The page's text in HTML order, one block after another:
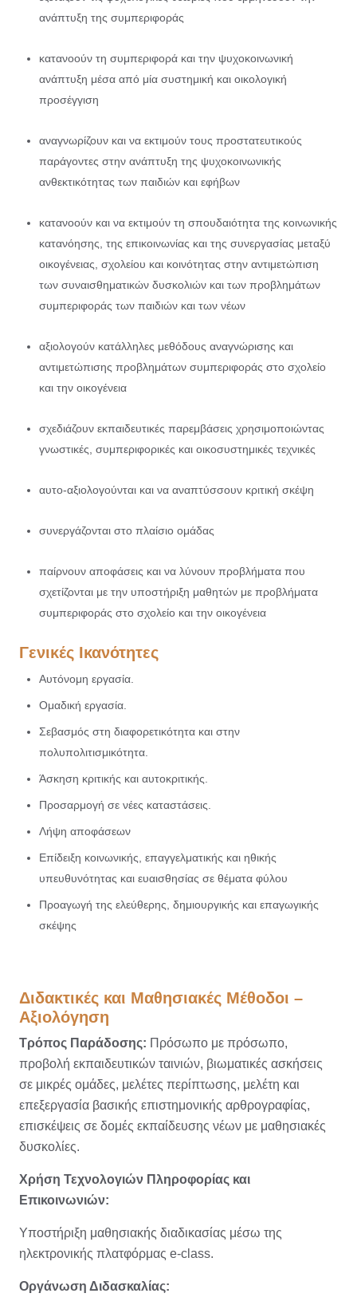
ανάπτυξη της συμπεριφοράς
κατανοούν τη συμπεριφορά και την ψυχοκοινωνική
ανάπτυξη μέσα από μία συστημική και οικολογική
προσέγγιση
αναγνωρίζουν και να εκτιμούν τους προστατευτικούς
παράγοντες στην ανάπτυξη της ψυχοκοινωνικής
ανθεκτικότητας των παιδιών και εφήβων
κατανοούν και να εκτιμούν τη σπουδαιότητα της κοινωνικής
κατανόησης, της επικοινωνίας και της συνεργασίας μεταξύ
οικογένειας, σχολείου και κοινότητας στην αντιμετώπιση
των συναισθηματικών δυσκολιών και των προβλημάτων
συμπεριφοράς των παιδιών και των νέων
αξιολογούν κατάλληλες μεθόδους αναγνώρισης και
αντιμετώπισης προβλημάτων συμπεριφοράς στο σχολείο
και την οικογένεια
σχεδιάζουν εκπαιδευτικές παρεμβάσεις χρησιμοποιώντας
γνωστικές, συμπεριφορικές και οικοσυστημικές τεχνικές
αυτο-αξιολογούνται και να αναπτύσσουν κριτική σκέψη
συνεργάζονται στο πλαίσιο ομάδας
παίρνουν αποφάσεις και να λύνουν προβλήματα που
σχετίζονται με την υποστήριξη μαθητών με προβλήματα
συμπεριφοράς στο σχολείο και την οικογένεια
Γενικές Ικανότητες
Αυτόνομη εργασία.
Ομαδική εργασία.
Σεβασμός στη διαφορετικότητα και στην
πολυπολιτισμικότητα.
Άσκηση κριτικής και αυτοκριτικής.
Προσαρμογή σε νέες καταστάσεις.
Λήψη αποφάσεων
Επίδειξη κοινωνικής, επαγγελματικής και ηθικής
υπευθυνότητας και ευαισθησίας σε θέματα φύλου
Προαγωγή της ελεύθερης, δημιουργικής και επαγωγικής
σκέψης
Διδακτικές και Μαθησιακές Μέθοδοι –
Αξιολόγηση
Τρόπος Παράδοσης: Πρόσωπο με πρόσωπο,
προβολή εκπαιδευτικών ταινιών, βιωματικές ασκήσεις
σε μικρές ομάδες, μελέτες περίπτωσης, μελέτη και
επεξεργασία βασικής επιστημονικής αρθρογραφίας,
επισκέψεις σε δομές εκπαίδευσης νέων με μαθησιακές
δυσκολίες.
Χρήση Τεχνολογιών Πληροφορίας και
Επικοινωνιών:
Υποστήριξη μαθησιακής διαδικασίας μέσω της
ηλεκτρονικής πλατφόρμας e-class.
Οργάνωση Διδασκαλίας: